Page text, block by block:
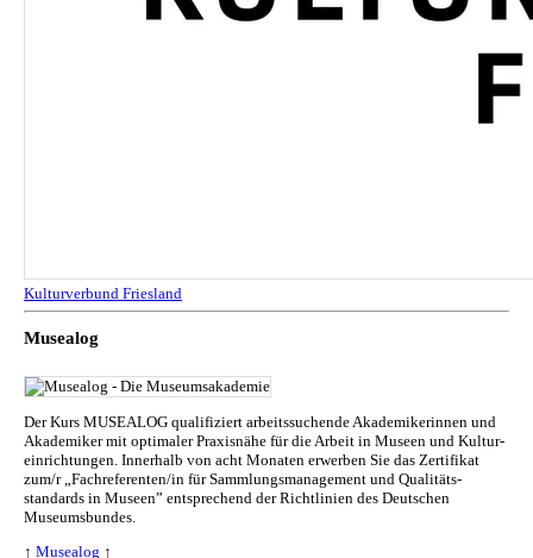
Kulturverbund Friesland
Musealog
Der Kurs MUSEALOG qualifiziert arbeitssuchende Akademikerinnen und
Akademiker mit optimaler Praxisnähe für die Arbeit in Museen und Kul­tur­
ein­rich­tun­gen. Innerhalb von acht Monaten erwerben Sie das Zertifikat
zum/r „Fachreferenten/in für Sammlungs­management und Qualitäts­
standards in Museen” entsprechend der Richtlinien des Deutschen
Museumsbundes.
↑ Musealog ↑